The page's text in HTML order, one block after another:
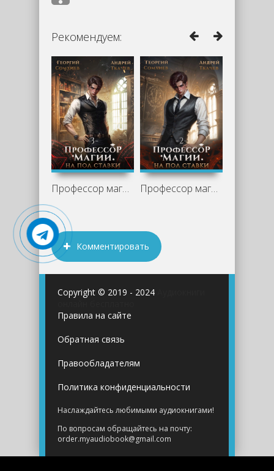
Рекомендуем:
Профессор магии на полставки. Том 3 - Профессор магии на полставки. Том 2 -
Комментировать
Copyright © 2019 - 2024
Правила на сайте
Обратная связь
Правообладателям
Политика конфиденциальности
Наслаждайтесь любимыми аудиокнигами!
По вопросам обращайтесь на почту:
order.myaudiobook@gmail.com